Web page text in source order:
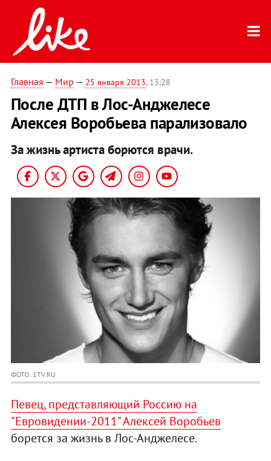
Главная — Мир — 25 января 2013, 13:28
После ДТП в Лос-Анджелесе
Алексея Воробьева парализовало
За жизнь артиста борются врачи.
ФОТО: 1TV.RU
Певец, представляющий Россию на
"Евровидении-2011" Алексей Воробьев
борется за жизнь в Лос-Анджелесе.